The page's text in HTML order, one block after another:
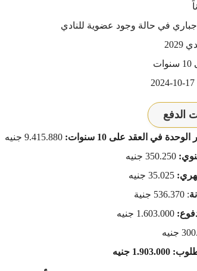
إجباري في حالة وجود عضوية للنادي
الدفع
في العقد على 10 سنوات:
9.415.880 جنيه
: 536.370 جنية
1.603.000 جنيه
جنيه